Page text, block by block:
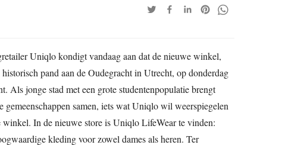
Uniqlo kondigt vandaag aan dat de nieuwe winkel,
pand aan de Oudegracht in Utrecht, op donderdag
Als jonge stad met een grote studentenpopulatie brengt
gemeenschappen samen, iets wat Uniqlo wil weerspiegelen
winkel. In de nieuwe store is Uniqlo LifeWear te vinden:
kleding voor zowel dames als heren. Ter